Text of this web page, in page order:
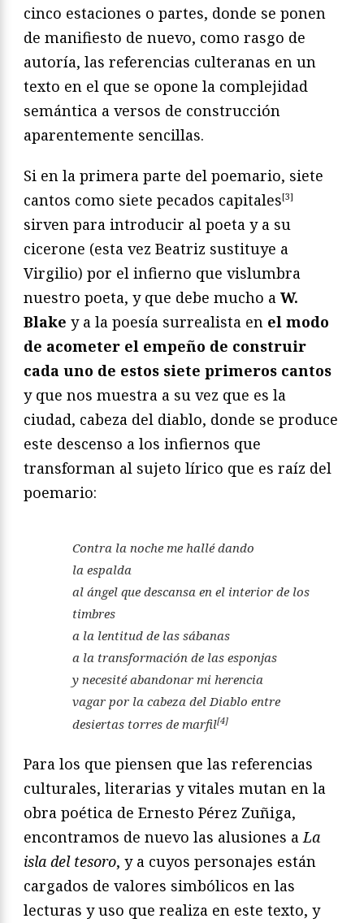
cinco estaciones o partes, donde se ponen
de manifiesto de nuevo, como rasgo de
autoría, las referencias culteranas en un
texto en el que se opone la complejidad
semántica a versos de construcción
aparentemente sencillas.
Si en la primera parte del poemario, siete
cantos como siete pecados capitales[3]
sirven para introducir al poeta y a su
cicerone (esta vez Beatriz sustituye a
Virgilio) por el infierno que vislumbra
nuestro poeta, y que debe mucho a W.
Blake y a la poesía surrealista en el modo
de acometer el empeño de construir
cada uno de estos siete primeros cantos
y que nos muestra a su vez que es la
ciudad, cabeza del diablo, donde se produce
este descenso a los infiernos que
transforman al sujeto lírico que es raíz del
poemario:
Contra la noche me hallé dando
la espalda
al ángel que descansa en el interior de los
timbres
a la lentitud de las sábanas
a la transformación de las esponjas
y necesité abandonar mi herencia
vagar por la cabeza del Diablo entre
desiertas torres de marfil[4]
Para los que piensen que las referencias
culturales, literarias y vitales mutan en la
obra poética de Ernesto Pérez Zuñiga,
encontramos de nuevo las alusiones a La
isla del tesoro, y a cuyos personajes están
cargados de valores simbólicos en las
lecturas y uso que realiza en este texto, y